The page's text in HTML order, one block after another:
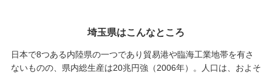
埼玉県はこんなところ
日本で8つある内陸県の一つであり貿易港や臨海工業地帯を有さ
ないものの、県内総生産は20兆円強（2006年）。人口は、およそ